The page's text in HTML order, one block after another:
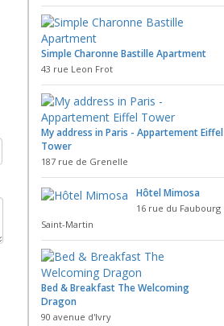
Simple Charonne Bastille Apartment
43 rue Leon Frot
My address in Paris - Appartement Eiffel
Tower
187 rue de Grenelle
Hôtel Mimosa
16 rue du Faubourg
Saint-Martin
Bed & Breakfast The Welcoming
Dragon
90 avenue d'Ivry